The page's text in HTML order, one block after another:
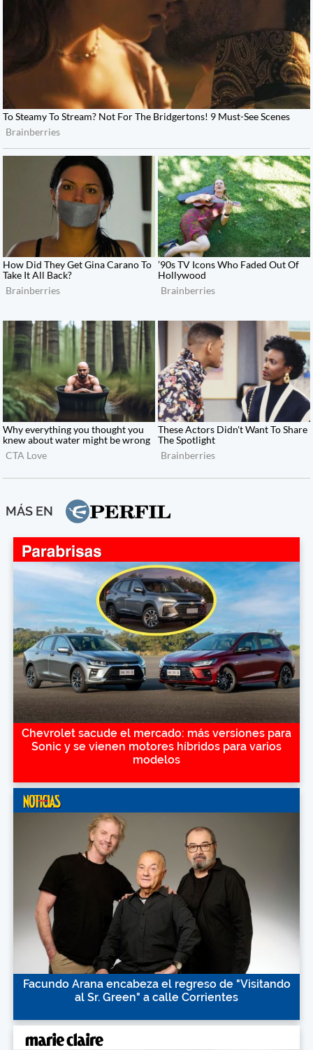
MÁS EN
Chevrolet sacude el mercado: más versiones para
Sonic y se vienen motores híbridos para varios
modelos
Facundo Arana encabeza el regreso de "Visitando
al Sr. Green" a calle Corrientes